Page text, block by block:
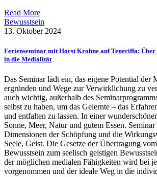
Read More
Bewusstsein
13. Oktober 2024
Ferienseminar mit Horst Krohne auf Teneriffa: Über
in die Medialität
Das Seminar lädt ein, das eigene Potential der
ergründen und Wege zur Verwirklichung zu
auch wichtig, außerhalb des
selbst zu haben, um das Gelernte – das
und entfalten zu lassen. In einer
Sonne, Meer, Natur und gutem Essen.
Dimensionen der Schöpfung und die
Seele, Geist. Die Gesetze der Übertragung
Bewusstsein zum seelisch geistigen
der möglichen medialen Fähigkeiten wird bei
vorgenommen und der ideale Weg in die